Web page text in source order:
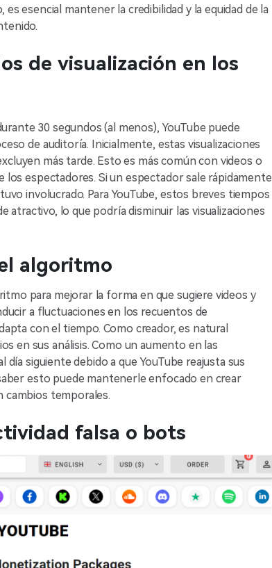
es esencial mantener la credibilidad y la equidad de la
de visualización en los
30 segundos (al menos), YouTube puede
de auditoría. Inicialmente, estas visualizaciones
más tarde. Esto es más común con videos o
espectadores. Si un espectador sale rápidamente
involucrado. Para YouTube, estos breves tiempos
atractivo, lo que podría disminuir las visualizaciones
algoritmo
para mejorar la forma en que sugiere videos y
a fluctuaciones en los recuentos de
con el tiempo. Como creador, es natural
en sus análisis. Como un aumento en las
día siguiente debido a que YouTube reajusta sus
esto puede mantenerle enfocado en crear
cambios temporales.
falsa o bots